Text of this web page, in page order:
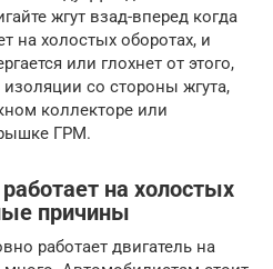
жгут взад-вперед когда
на холостых оборотах, и
или глохнет от этого,
изоляции со стороны жгута,
коллекторе или
ГРМ.
на холостых
причины
работает двигатель на